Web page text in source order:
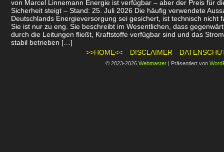
von Marcel Linnemann Energie ist verfügbar – aber der Preis für
Sicherheit steigt – Stand: 25. Juli 2026 Die häufig verwendete
Deutschlands Energieversorgung sei gesichert, ist technisch nicht
Sie ist nur zu eng. Sie beschreibt im Wesentlichen, dass
durch die Leitungen fließt, Kraftstoffe verfügbar sind und das
stabil betrieben […]
>>HOME<<
DISCLAIMER
© 2023-2026 Webmaster | Präsentiert von